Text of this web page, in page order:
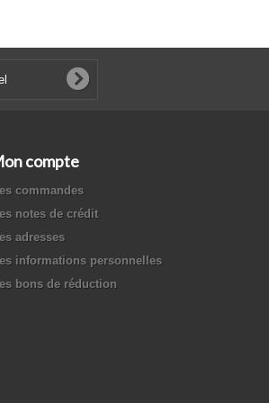
compte
commandes
notes de crédit
adresses
informations personnelles
bons de réduction